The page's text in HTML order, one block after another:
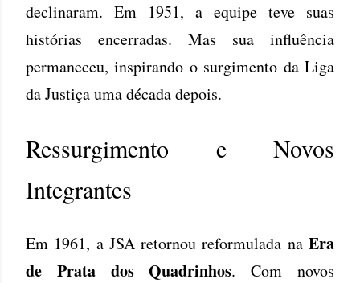
declinaram. Em 1951, a equipe teve suas
histórias encerradas. Mas sua influência
permaneceu, inspirando o surgimento da Liga
da Justiça uma década depois.
Ressurgimento e Novos
Integrantes
Em 1961, a JSA retornou reformulada naEra
de Prata dos Quadrinhos. Com novos